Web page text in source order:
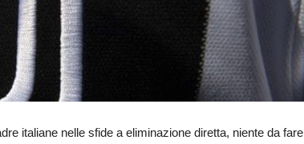
italiane nelle sfide a eliminazione diretta, niente da fare